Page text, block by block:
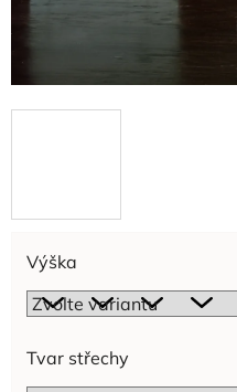
Výška
Tvar střechy